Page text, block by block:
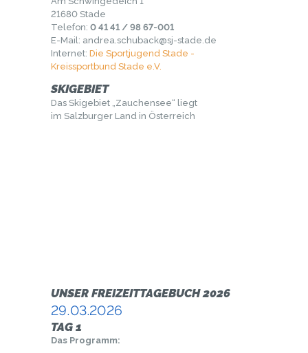
21680 Stade
Telefon: 0 41 41 / 98 67-001
E-Mail: andrea.schuback@sj-stade.de
Internet: Die Sportjugend Stade -
Kreissportbund Stade e.V.
SKIGEBIET
Das Skigebiet „Zauchensee“ liegt
im Salzburger Land in Österreich
UNSER FREIZEITTAGEBUCH 2026
29.03.2026
TAG 1
Das Programm: